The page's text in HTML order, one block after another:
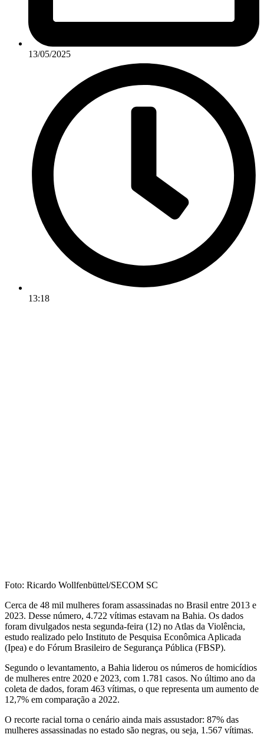
13/05/2025
13:18
Foto: Ricardo Wollfenbüttel/SECOM SC
Cerca de 48 mil mulheres foram assassinadas no Brasil entre 2013 e
2023. Desse número, 4.722 vítimas estavam na Bahia. Os dados
foram divulgados nesta segunda-feira (12) no Atlas da Violência,
estudo realizado pelo Instituto de Pesquisa Econômica Aplicada
(Ipea) e do Fórum Brasileiro de Segurança Pública (FBSP).
Segundo o levantamento, a Bahia liderou os números de homicídios
de mulheres entre 2020 e 2023, com 1.781 casos. No último ano da
coleta de dados, foram 463 vítimas, o que representa um aumento de
12,7% em comparação a 2022.
O recorte racial torna o cenário ainda mais assustador: 87% das
mulheres assassinadas no estado são negras, ou seja, 1.567 vítimas.